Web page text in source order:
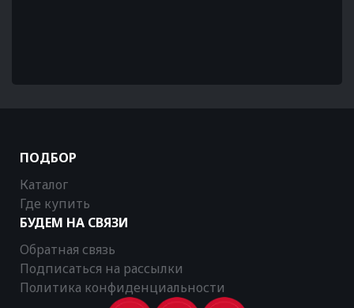
ПОДБОР
Каталог
Где купить
БУДЕМ НА СВЯЗИ
Обратная связь
Подписаться на рассылки
Политика конфиденциальности